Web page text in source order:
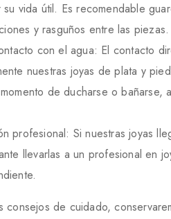
vida útil. Es recomendable
y rasguños entre las piezas.
con el agua: El contacto
nuestras joyas de plata y
de ducharse o bañarse,
profesional: Si nuestras joyas
llevarlas a un profesional en
consejos de cuidado,